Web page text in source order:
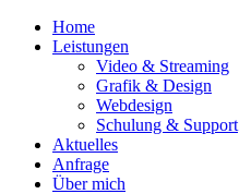
Home
Leistungen
Video & Streaming
Grafik & Design
Webdesign
Schulung & Support
Aktuelles
Anfrage
Über mich